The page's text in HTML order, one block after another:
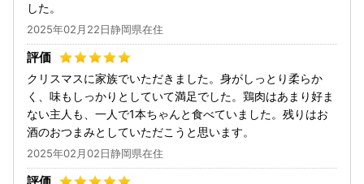
した。
2025年02月22日静岡県在住
クリスマスに家族でいただきました。身がしっとり柔らか
く、味もしっかりとしていて満足でした。鶏肉はあまり好ま
ない主人も、一人で1本ちゃんと食べていました。残りはお
酒のおつまみとしていただこうと思います。
2025年02月02日静岡県在住